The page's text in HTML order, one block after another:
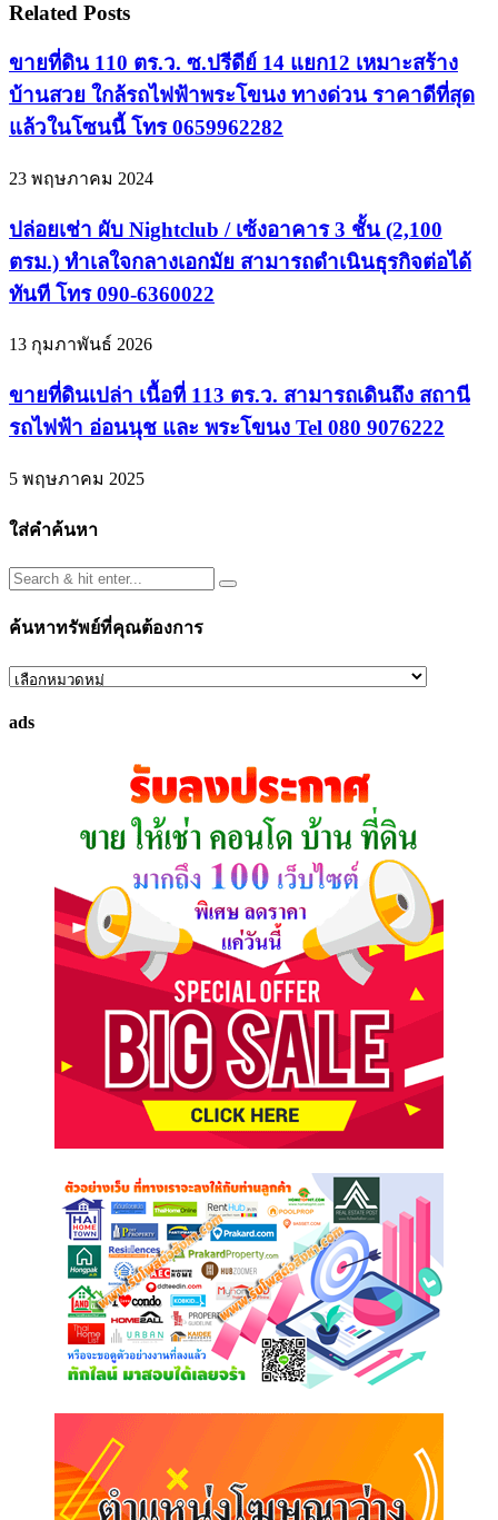
Related Posts
ขายที่ดิน 110 ตร.ว. ซ.ปรีดีย์ 14 แยก12 เหมาะสร้าง
บ้านสวย ใกล้รถไฟฟ้าพระโขนง ทางด่วน ราคาดีที่สุด
แล้วในโซนนี้ โทร 0659962282
23 พฤษภาคม 2024
ปล่อยเช่า ผับ Nightclub / เซ้งอาคาร 3 ชั้น (2,100
ตรม.) ทำเลใจกลางเอกมัย สามารถดำเนินธุรกิจต่อได้
ทันที โทร 090-6360022
13 กุมภาพันธ์ 2026
ขายที่ดินเปล่า เนื้อที่ 113 ตร.ว. สามารถเดินถึง สถานี
รถไฟฟ้า อ่อนนุช และ พระโขนง Tel 080 9076222
5 พฤษภาคม 2025
ใส่คำค้นหา
ค้นหาทรัพย์ที่คุณต้องการ
ค้นหา
ที่
ads